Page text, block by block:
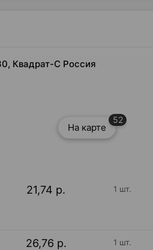
Квадрат-С Россия
На карте
52
21,74 р. 1 шт.
26,76 р. 1 шт.